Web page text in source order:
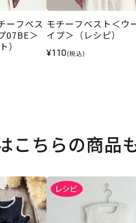
ーフベス
07BE＞
）
モチーフベスト＜ウ
イプ＞（レシピ）
¥110(税込)
こちらの商品